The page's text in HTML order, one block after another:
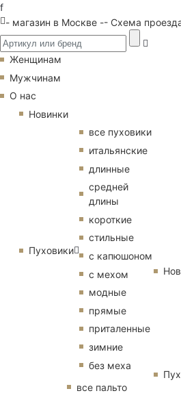
f
- магазин в Москве -- Схема
Женщинам
Мужчинам
О нас
Новинки
Пуховики
все пуховики
итальянские
длинные
средней
длины
короткие
стильные
с капюшоном
с мехом
модные
прямые
приталенные
зимние
без меха
все пальто